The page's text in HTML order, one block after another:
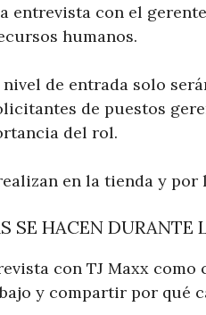
entrevista con el
humanos.
de entrada solo
de puestos
del rol.
en la tienda y
SE HACEN
con TJ Maxx
y compartir por qué